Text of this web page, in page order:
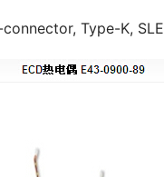
Type-K, SLE